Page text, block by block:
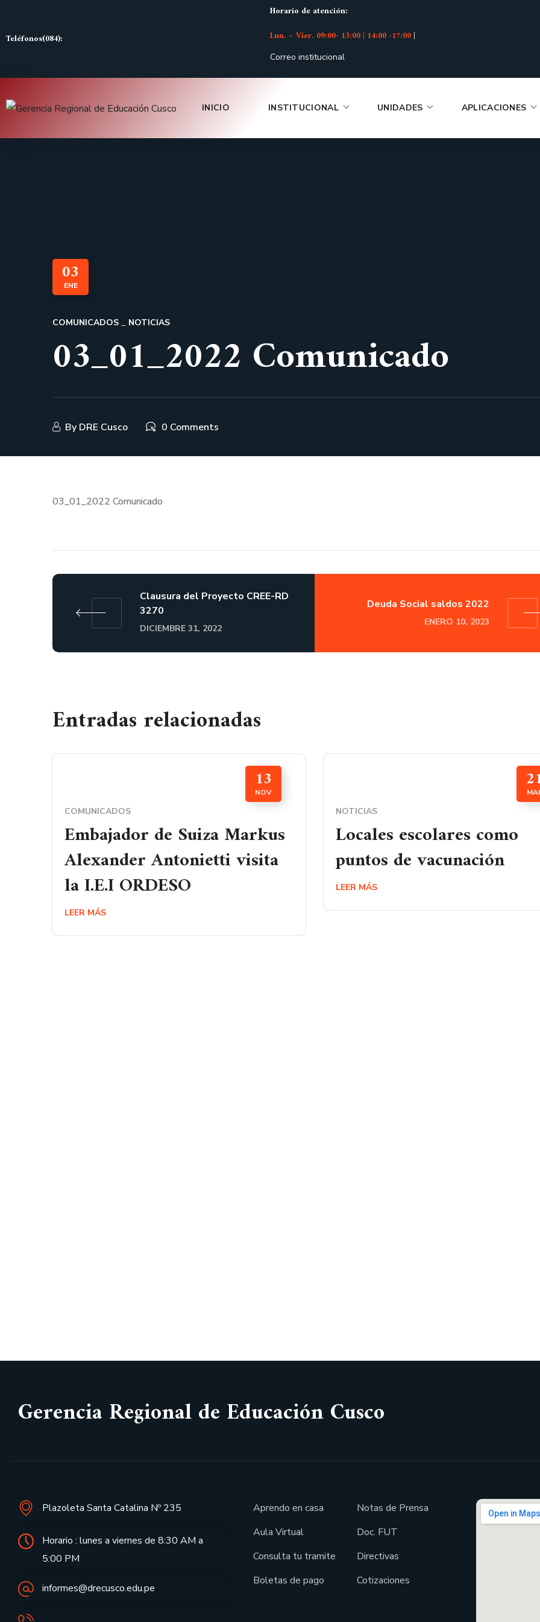
Teléfonos(084):
Horario de atención:
Lun. – Vier. 09:00- 13:00 | 14:00 -17:00|
Correo institucional
INICIO INSTITUCIONAL UNIDADES APLICACIONES
03
ENE
COMUNICADOS NOTICIAS
03_01_2022 Comunicado
By DRE Cusco 0 Comments
03_01_2022 Comunicado
Clausura del Proyecto CREE-RD
3270
DICIEMBRE 31, 2022
Deuda Social saldos 2022
ENERO 10, 2023
Entradas relacionadas
13
NOV
COMUNICADOS
Embajador de Suiza Markus
Alexander Antonietti visita
la I.E.I ORDESO
LEER MÁS
NOTICIAS
Locales escolares como
puntos de vacunación
LEER MÁS
Gerencia Regional de Educación Cusco
Plazoleta Santa Catalina Nº 235
Horario : lunes a viernes de 8:30 AM a
5:00 PM
informes@drecusco.edu.pe
Aprendo en casa
Aula Virtual
Consulta tu tramite
Boletas de pago
Notas de Prensa
Doc. FUT
Directivas
Cotizaciones